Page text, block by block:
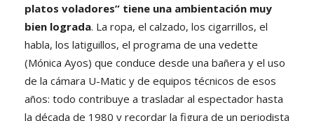
platos voladores” tiene una ambientación muy
bien lograda. La ropa, el calzado, los cigarrillos, el
habla, los latiguillos, el programa de una vedette
(Mónica Ayos) que conduce desde una bañera y el uso
de la cámara U-Matic y de equipos técnicos de esos
años: todo contribuye a trasladar al espectador hasta
la década de 1980 y recordar la figura de un periodista